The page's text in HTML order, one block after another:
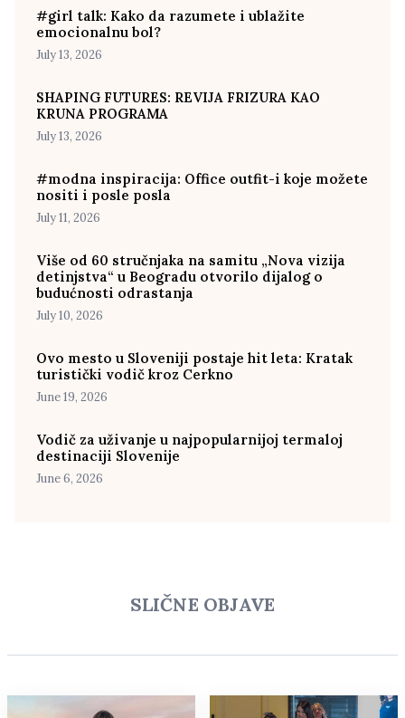
#girl talk: Kako da razumete i ublažite
emocionalnu bol?
July 13, 2026
SHAPING FUTURES: REVIJA FRIZURA KAO
KRUNA PROGRAMA
July 13, 2026
#modna inspiracija: Office outfit-i koje možete
nositi i posle posla
July 11, 2026
Više od 60 stručnjaka na samitu „Nova vizija
detinjstva“ u Beogradu otvorilo dijalog o
budućnosti odrastanja
July 10, 2026
Ovo mesto u Sloveniji postaje hit leta: Kratak
turistički vodič kroz Cerkno
June 19, 2026
Vodič za uživanje u najpopularnijoj termaloj
destinaciji Slovenije
June 6, 2026
SLIČNE OBJAVE